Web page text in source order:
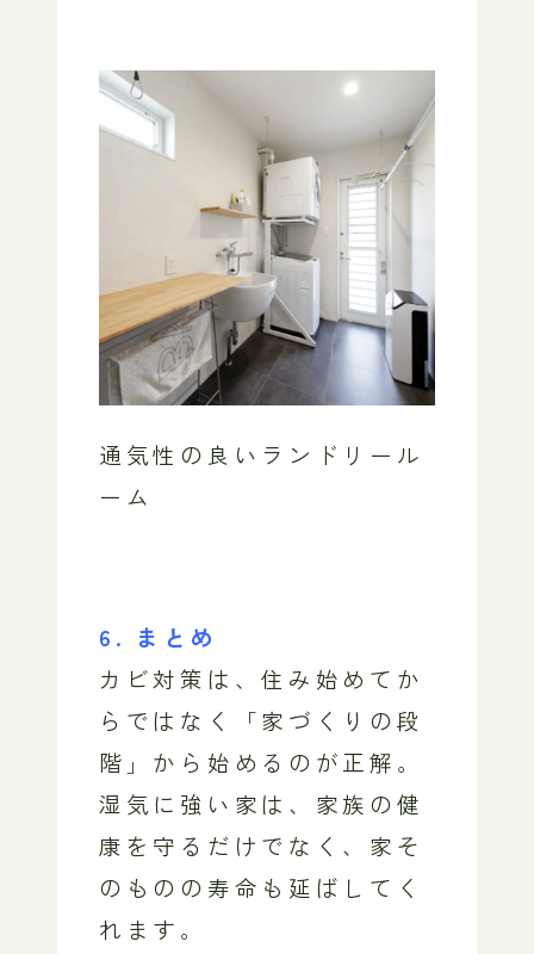
通気性の良いランドリール
ーム
6. まとめ
カビ対策は、住み始めてか
らではなく「家づくりの段
階」から始めるのが正解。
湿気に強い家は、家族の健
康を守るだけでなく、家そ
のものの寿命も延ばしてく
れます。